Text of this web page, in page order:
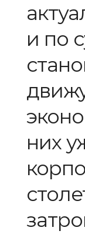
и по
них